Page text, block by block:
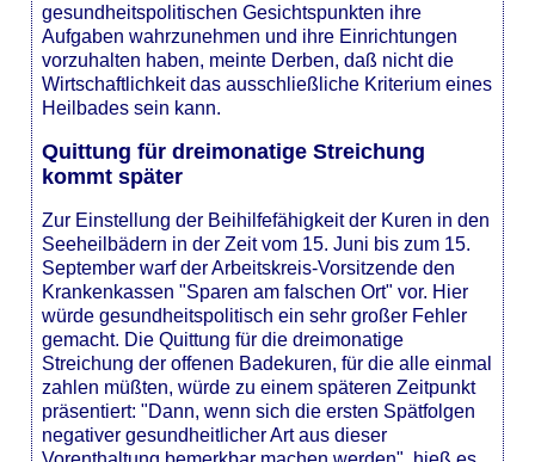
gesundheitspolitischen Gesichtspunkten ihre
Aufgaben wahrzunehmen und ihre Einrichtungen
vorzuhalten haben, meinte Derben, daß nicht die
Wirtschaftlichkeit das ausschließliche Kriterium eines
Heilbades sein kann.
Quittung für dreimonatige Streichung
kommt später
Zur Einstellung der Beihilfefähigkeit der Kuren in den
Seeheilbädern in der Zeit vom 15. Juni bis zum 15.
September warf der Arbeitskreis-Vorsitzende den
Krankenkassen "Sparen am falschen Ort" vor. Hier
würde gesundheitspolitisch ein sehr großer Fehler
gemacht. Die Quittung für die dreimonatige
Streichung der offenen Badekuren, für die alle einmal
zahlen müßten, würde zu einem späteren Zeitpunkt
präsentiert: "Dann, wenn sich die ersten Spätfolgen
negativer gesundheitlicher Art aus dieser